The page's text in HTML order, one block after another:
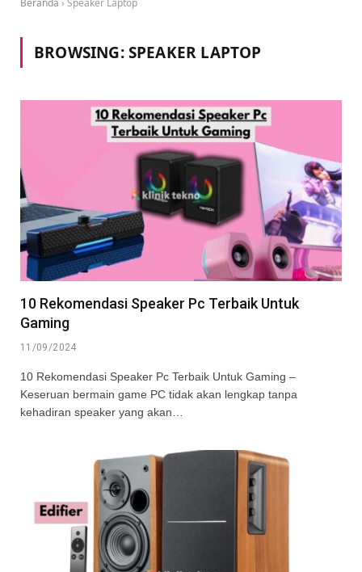
Beranda › Speaker Laptop
BROWSING:SPEAKER LAPTOP
10 Rekomendasi Speaker Pc Terbaik Untuk
Gaming
11/09/2024
10 Rekomendasi Speaker Pc Terbaik Untuk Gaming –
Keseruan bermain game PC tidak akan lengkap tanpa
kehadiran speaker yang akan…